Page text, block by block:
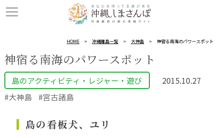
HOME 沖縄離島一覧 大神島 神宿る南海のパワースポット
神宿る南海のパワースポット
島のアクティビティ・レジャー・遊び
2015.10.27
大神島
宮古諸島
島の看板犬、ユリ